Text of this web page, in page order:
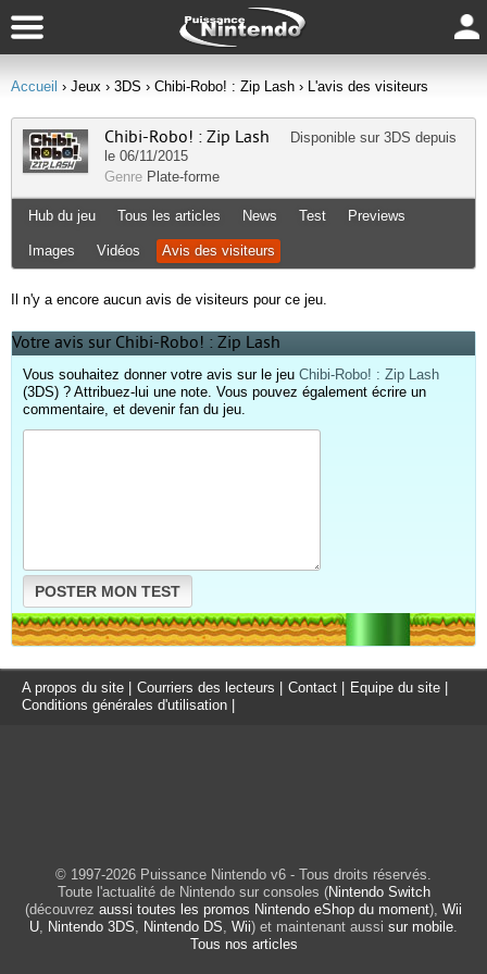
Accueil › Jeux › 3DS › Chibi-Robo! : Zip Lash › L'avis des visiteurs
Chibi-Robo! : Zip Lash Disponible sur 3DS depuis
le 06/11/2015
Genre Plate-forme
Hub du jeu Tous les articles News Test Previews
Images Vidéos Avis des visiteurs
Il n'y a encore aucun avis de visiteurs pour ce jeu.
Votre avis sur Chibi-Robo! : Zip Lash
Vous souhaitez donner votre avis sur le jeu Chibi-Robo! : Zip Lash
(3DS) ? Attribuez-lui une note. Vous pouvez également écrire un
commentaire, et devenir fan du jeu.
POSTER MON TEST
A propos du site Courriers des lecteurs Contact Equipe du site
Conditions générales d'utilisation
© 1997-2026 Puissance Nintendo v6 - Tous droits réservés.
Toute l'actualité de Nintendo sur consoles (Nintendo Switch
(découvrez aussi toutes les promos Nintendo eShop du moment), Wii
U, Nintendo 3DS, Nintendo DS, Wii) et maintenant aussi sur mobile.
Tous nos articles